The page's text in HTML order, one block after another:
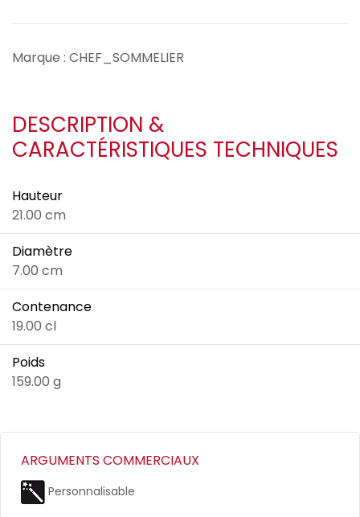
Marque : CHEF_SOMMELIER
DESCRIPTION &
CARACTÉRISTIQUES TECHNIQUES
Hauteur
21.00 cm
Diamètre
7.00 cm
Contenance
19.00 cl
Poids
159.00 g
ARGUMENTS COMMERCIAUX
Personnalisable